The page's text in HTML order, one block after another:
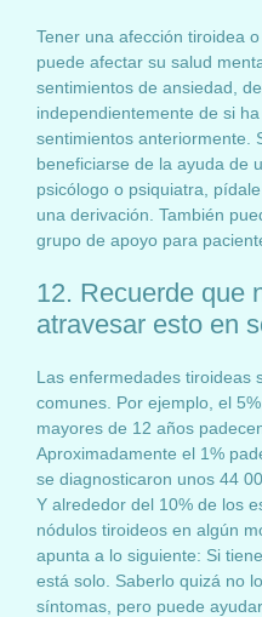
Tener una afección tiroidea
puede afectar su salud
sentimientos de ansiedad,
independientemente de si
sentimientos anteriormente.
beneficiarse de la ayuda de
psicólogo o psiquiatra,
una derivación. También
grupo de apoyo para
12. Recuerde que
atravesar esto en
Las enfermedades tiroideas
comunes. Por ejemplo, el
mayores de 12 años
Aproximadamente el 1%
se diagnosticaron unos 44
Y alrededor del 10% de los
nódulos tiroideos en algún
apunta a lo siguiente: Si
está solo. Saberlo quizá no
síntomas, pero puede